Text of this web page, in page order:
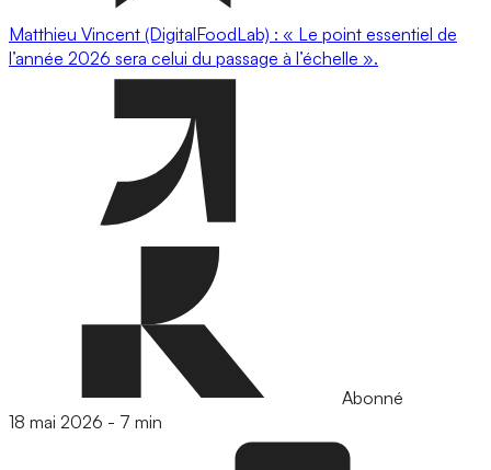
Matthieu Vincent (DigitalFoodLab) : « Le point essentiel de
l’année 2026 sera celui du passage à l’échelle ».
Abonné
18 mai 2026 - 7 min